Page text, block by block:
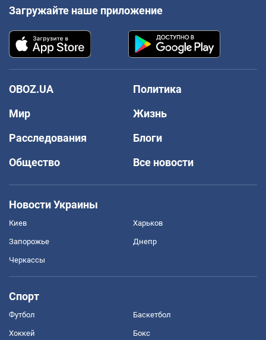
Загружайте наше приложение
OBOZ.UA
Политика
Мир
Жизнь
Расследования
Блоги
Общество
Все новости
Новости Украины
Киев Харьков
Запорожье Днепр
Черкассы
Спорт
Футбол Баскетбол
Хоккей Бокс